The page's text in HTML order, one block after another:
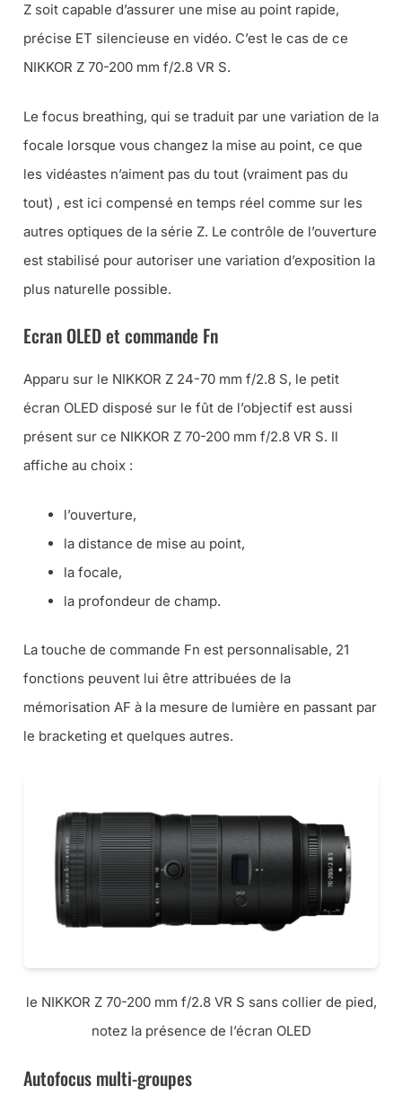
Z soit capable d’assurer une mise au point rapide,
précise ET silencieuse en vidéo. C’est le cas de ce
NIKKOR Z 70-200 mm f/2.8 VR S.
Le focus breathing, qui se traduit par une variation de la
focale lorsque vous changez la mise au point, ce que
les vidéastes n’aiment pas du tout (vraiment pas du
tout) , est ici compensé en temps réel comme sur les
autres optiques de la série Z. Le contrôle de l’ouverture
est stabilisé pour autoriser une variation d’exposition la
plus naturelle possible.
Ecran OLED et commande Fn
Apparu sur le NIKKOR Z 24-70 mm f/2.8 S, le petit
écran OLED disposé sur le fût de l’objectif est aussi
présent sur ce NIKKOR Z 70-200 mm f/2.8 VR S. Il
affiche au choix :
l’ouverture,
la distance de mise au point,
la focale,
la profondeur de champ.
La touche de commande Fn est personnalisable, 21
fonctions peuvent lui être attribuées de la
mémorisation AF à la mesure de lumière en passant par
le bracketing et quelques autres.
le NIKKOR Z 70-200 mm f/2.8 VR S sans collier de pied,
notez la présence de l’écran OLED
Autofocus multi-groupes